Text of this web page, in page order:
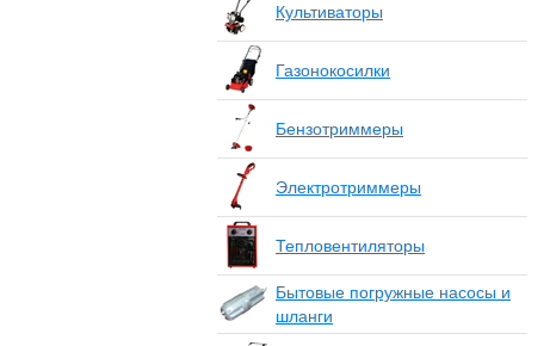
Культиваторы
Газонокосилки
Бензотриммеры
Электротриммеры
Тепловентиляторы
Бытовые погружные насосы и
шланги